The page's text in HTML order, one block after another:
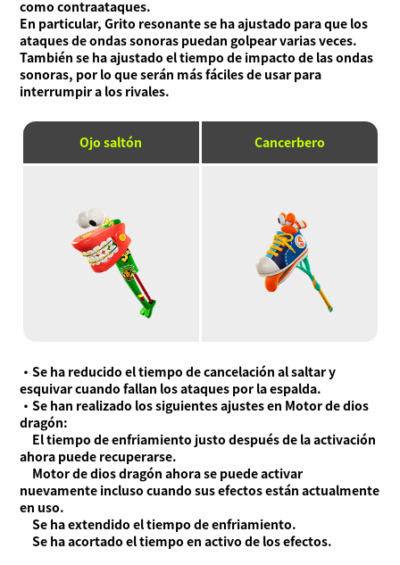
como contraataques.
En particular, Grito resonante se ha ajustado para que los
ataques de ondas sonoras puedan golpear varias veces.
También se ha ajustado el tiempo de impacto de las ondas
sonoras, por lo que serán más fáciles de usar para
interrumpir a los rivales.
Ojo saltón Cancerbero
・Se ha reducido el tiempo de cancelación al saltar y
esquivar cuando fallan los ataques por la espalda.
・Se han realizado los siguientes ajustes en Motor de dios
dragón:
El tiempo de enfriamiento justo después de la activación
ahora puede recuperarse.
Motor de dios dragón ahora se puede activar
nuevamente incluso cuando sus efectos están actualmente
en uso.
Se ha extendido el tiempo de enfriamiento.
Se ha acortado el tiempo en activo de los efectos.